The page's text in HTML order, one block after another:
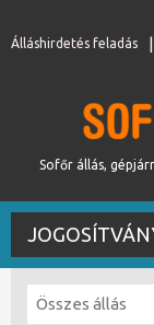
Álláshirdetés feladás
Sofőr állás,